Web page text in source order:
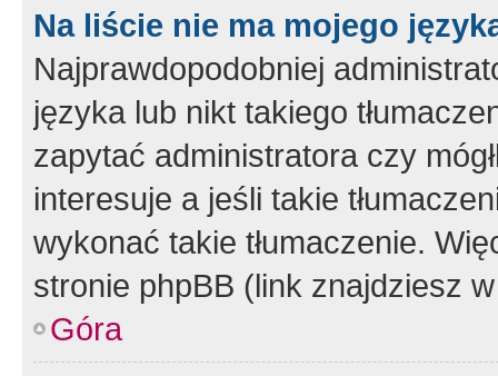
Na liście nie ma mojego
Najprawdopodobniej
języka lub nikt takiego
zapytać administratora czy
interesuje a jeśli takie
wykonać takie tłumaczenie.
stronie phpBB (link znajdziesz
Góra